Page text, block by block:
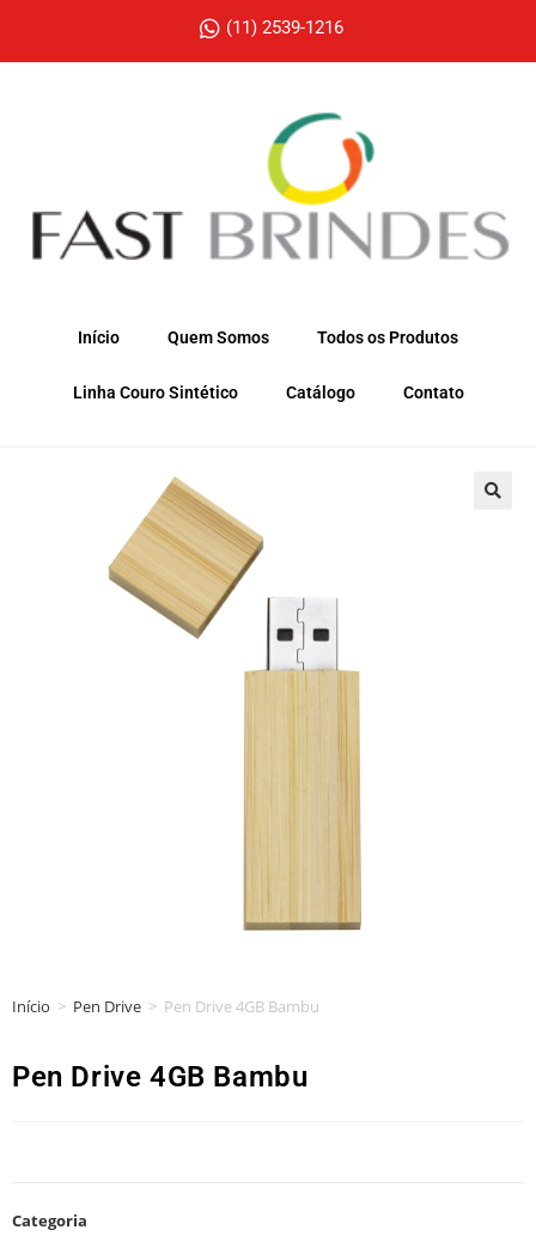
(11) 2539-1216
Início Quem Somos Todos os Produtos
Linha Couro Sintético Catálogo Contato
Início > Pen Drive > Pen Drive 4GB Bambu
Pen Drive 4GB Bambu
Categoria